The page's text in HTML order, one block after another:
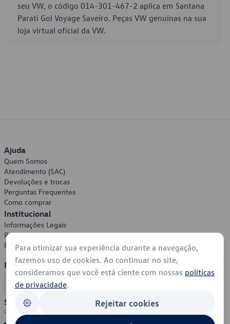
seu VW, o código 014-301-467-2 aplica em Santana
Parati Gol Voyage Saveiro. Peças VW genuínas na sua
loja virtual oficial da VW.
Ajuda
Quem Somos
Atendimento (SAC)
Devoluções e trocas
Perguntas Frequentes
Como comprar
Institucional
Informações Legais
Política de Privacidade
Política de Cookies
Formas de Pagamento
Segurança
Para otimizar sua experiência durante a navegação,
fazemos uso de cookies. Ao continuar no site,
consideramos que você está ciente com nossas políticas
de privacidade.
Rejeitar cookies